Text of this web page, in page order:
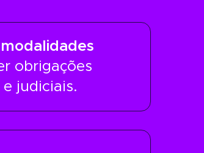
obrigações
judiciais.